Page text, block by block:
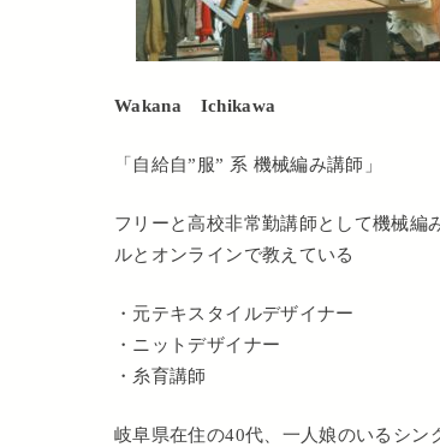
Wakana Ichikawa
「自給自”服” 系 機械編み講師」
フリーと高校非常勤講師として機械編
ルとオンラインで教えている
・元テキスタイルデザイナー
・ニットデザイナー
・糸育講師
岐阜県在住の40代、一人娘のいるシン